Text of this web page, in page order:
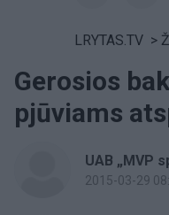
LRYTAS.TV >
Gerosios
pjūviams
UAB „MVP
2015-03-29